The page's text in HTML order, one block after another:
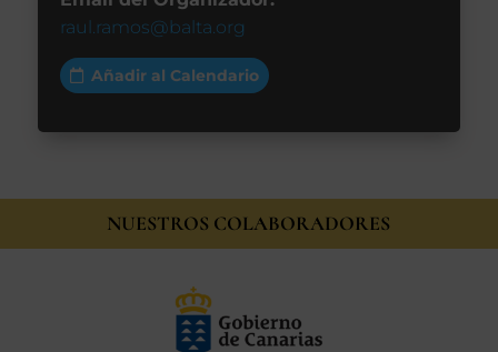
raul.ramos@balta.org
Añadir al Calendario
NUESTROS COLABORADORES